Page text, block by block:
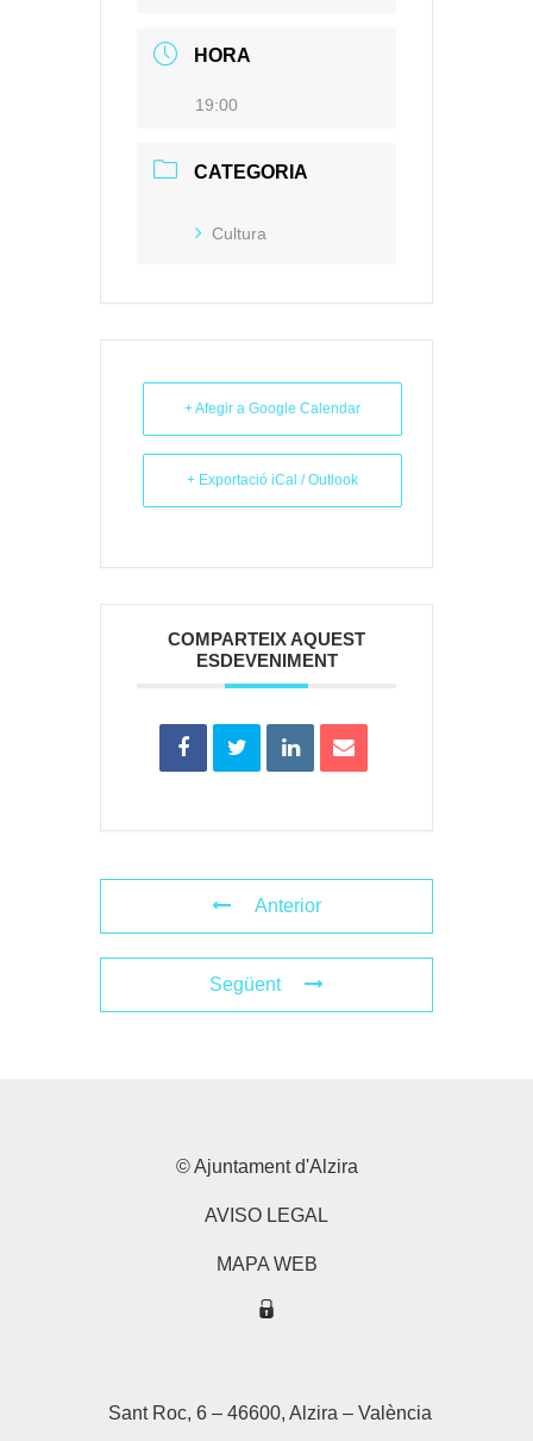
HORA
19:00
CATEGORIA
Cultura
+ Afegir a Google Calendar
+ Exportació iCal / Outlook
COMPARTEIX AQUEST
ESDEVENIMENT
Anterior
Següent
© Ajuntament d'Alzira
AVISO LEGAL
MAPA WEB
Sant Roc, 6 – 46600, Alzira – València